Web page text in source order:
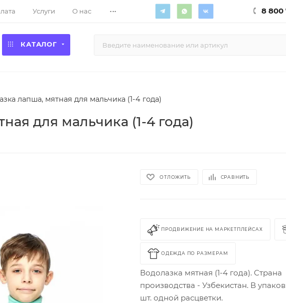
Услуги О нас ... 8 800
КАТАЛОГ
лапша, мятная для мальчика (1-4 года)
для мальчика (1-4 года)
ОТЛОЖИТЬ СРАВНИТЬ
ПРОДВИЖЕНИЕ НА МАРКЕТПЛЕЙСАХ
ОДЕЖДА ПО РАЗМЕРАМ
Водолазка мятная (1-4 года). Страна
производства - Узбекистан. В
шт. одной расцветки.